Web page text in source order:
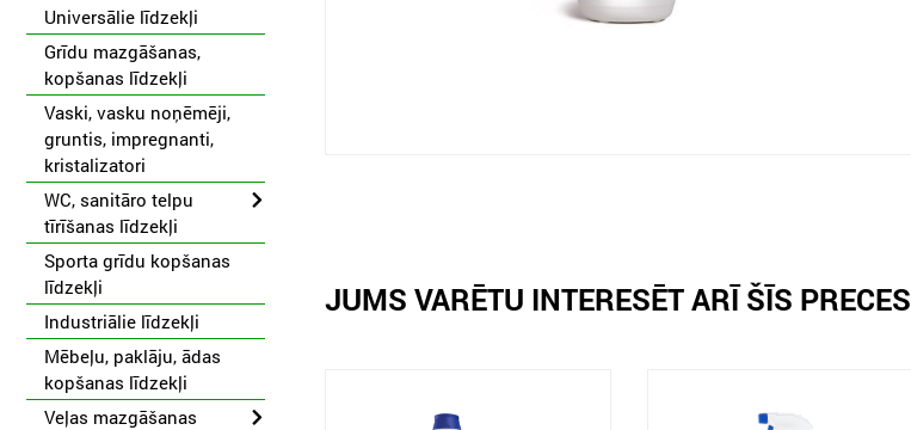
Universālie līdzekļi
Grīdu mazgāšanas,
kopšanas līdzekļi
Vaski, vasku noņēmēji,
gruntis, impregnanti,
kristalizatori
WC, sanitāro telpu
tīrīšanas līdzekļi
Sporta grīdu kopšanas
līdzekļi
Industriālie līdzekļi
Mēbeļu, paklāju, ādas
kopšanas līdzekļi
Veļas mazgāšanas
JUMS VARĒTU INTERESĒT ARĪ ŠĪS PRECES